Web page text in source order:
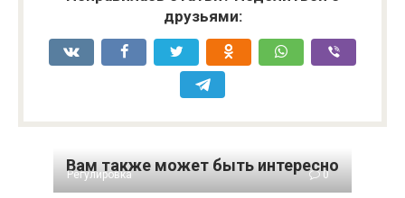
друзьями:
Вам также может быть интересно
Регулировка 0